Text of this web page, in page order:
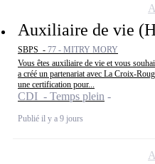
Auxiliaire de vie
SBPS - 77 - MITRY MORY
Vous êtes auxiliaire de vie et vous
a créé un partenariat avec La Croix-
une certification pour...
CDI - Temps plein
Publié il y a 9 jours